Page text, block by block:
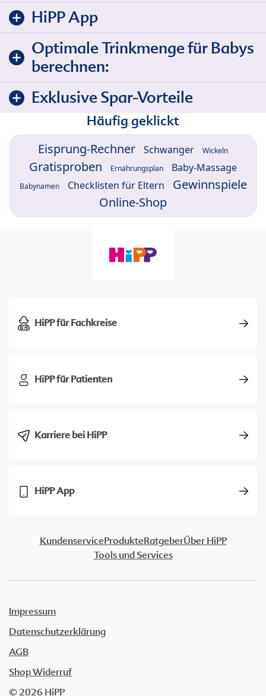
HiPP App
Optimale Trinkmenge für Babys
berechnen:
Exklusive Spar-Vorteile
Häufig geklickt
Eisprung-Rechner Schwanger Wickeln
Gratisproben Ernährungsplan Baby-Massage
Babynamen Checklisten für Eltern
Gewinnspiele
Online-Shop
HiPP für Fachkreise
HiPP für Patienten
Karriere bei HiPP
HiPP App
KundenserviceProdukteRatgeberÜber HiPP
Tools und Services
Impressum
Datenschutzerklärung
AGB
Shop Widerruf
© 2026 HiPP